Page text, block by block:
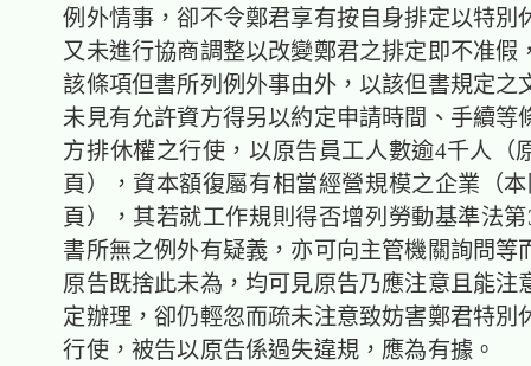
例外情事，卻不令鄭君享有按自身排定以特別
又未進行協商調整以改變鄭君之排定即不准假
該條項但書所列例外事由外，以該但書規定之
未見有允許資方得另以約定申請時間、手續等
方排休權之行使，以原告員工人數逾4千人（
頁），資本額復屬有相當經營規模之企業（
頁），其若就工作規則得否增列勞動基準法
書所無之例外有疑義，亦可向主管機關詢問等
原告既捨此未為，均可見原告乃應注意且能注
定辦理，卻仍輕忽而疏未注意致妨害鄭君特別
行使，被告以原告係過失違規，應為有據。